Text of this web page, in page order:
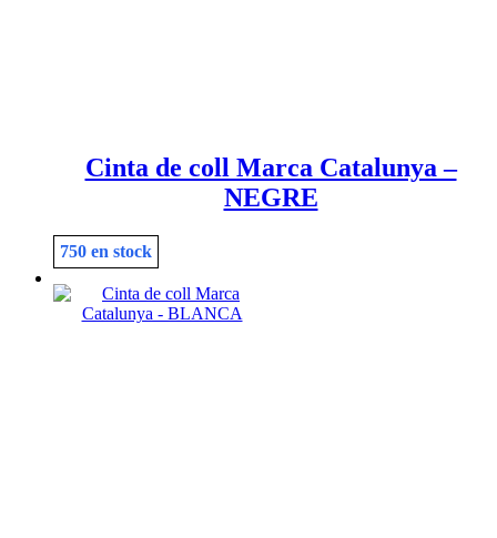
Cinta de coll Marca Catalunya –
NEGRE
750 en stock